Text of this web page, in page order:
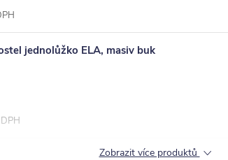
jednolůžko ELA, masiv buk
Zobrazit více produktů